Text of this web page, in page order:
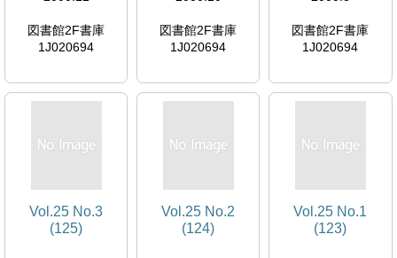
図書館2F書庫
1J020694
図書館2F書庫
1J020694
図書館2F書庫
1J020694
Vol.25 No.3
(125)
Vol.25 No.2
(124)
Vol.25 No.1
(123)